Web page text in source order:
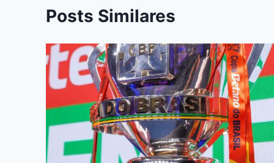
Posts Similares